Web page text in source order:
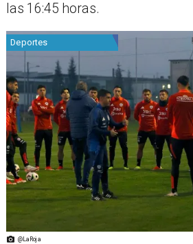
las 16:45 horas.
@LaRoja
Deportes